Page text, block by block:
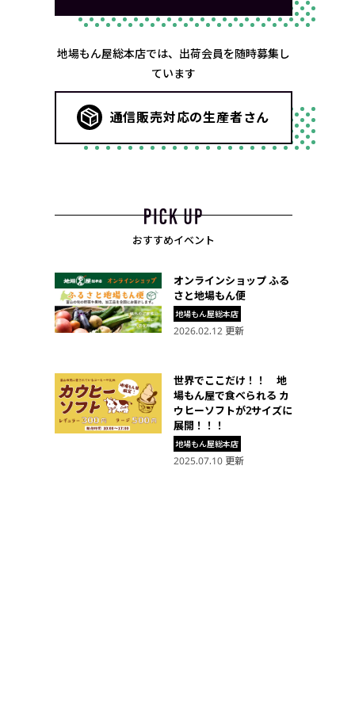
地場もん屋総本店では、出荷会員を随時募集し
ています
通信販売対応の生産者さん
おすすめイベント
地場もん屋総本店
オンラインショップ ふる
さと地場もん便
2026.02.12 更新
地場もん屋総本店
世界でここだけ！！ 地
場もん屋で食べられる カ
ウヒーソフトが2サイズに
展開！！！
2025.07.10 更新